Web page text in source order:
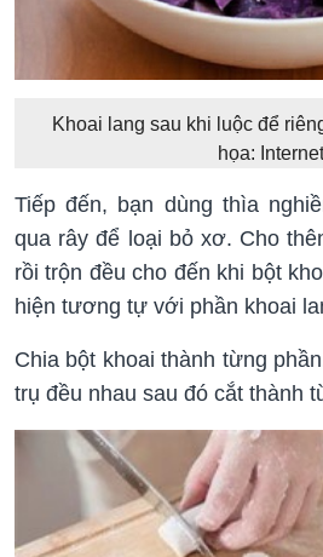
Khoai lang sau khi luộc để
họa: Internet
Tiếp đến, bạn dùng thìa
qua rây để loại bỏ xơ. Cho
rồi trộn đều cho đến khi bột
hiện tương tự với phần khoai
Chia bột khoai thành từng
trụ đều nhau sau đó cắt thành